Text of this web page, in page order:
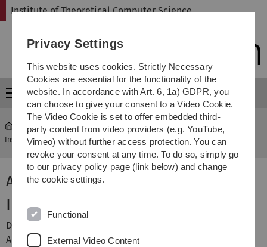
Skip
Skip
Skip
Skip
Institute of Theoretical Computer Science
Menu
Institute of Theoretical Computer Science ... Algorithmen I
Algorithmen I
Inhalt
Diese Vorlesung wird mit einer Reihe von konkreten
Algorithmen, Prinzipien fuer den Algorithmenentwurf und
Privacy Settings
This website uses cookies. Strictly Necessary
Cookies are essential for the functionality of the
website. In accordance with Art. 6, 1a) GDPR, you
can choose to give your consent to a Video Cookie.
The Video Cookie is set to offer embedded third-
party content from video providers (e.g. YouTube,
Vimeo) without further access protection. You can
revoke your consent at any time. To do so, simply go
to our privacy policy page (link below) and change
the cookie settings.
Functional
External Video Content